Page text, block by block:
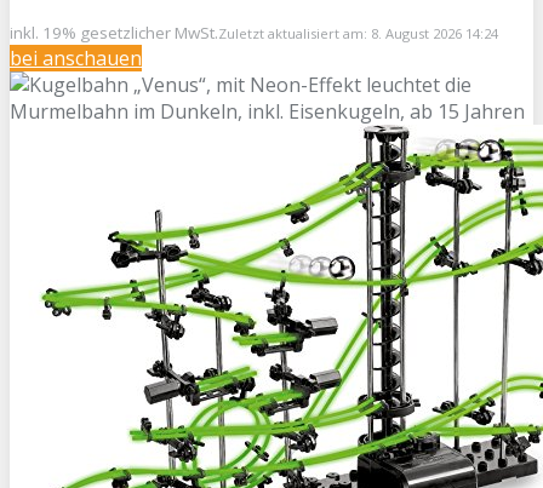
inkl. 19% gesetzlicher MwSt.Zuletzt aktualisiert am: 8. August 2026 14:24
bei anschauen